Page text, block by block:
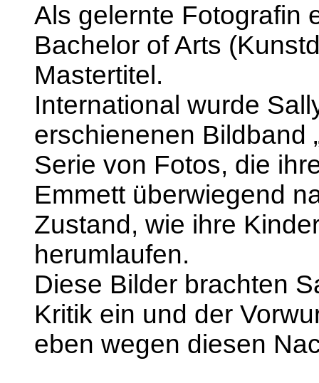
Als gelernte Fotografin
Bachelor of Arts
Mastertitel.
International wurde
erschienenen Bildband
Serie von Fotos, die
Emmett überwiegend
Zustand, wie ihre
herumlaufen.
Diese Bilder brachten
Kritik ein und der
eben wegen diesen